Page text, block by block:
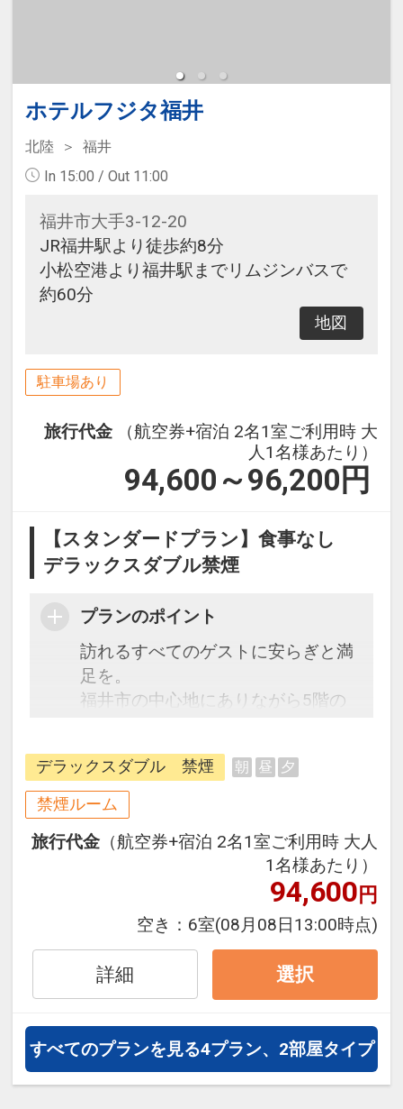
ホテルフジタ福井
北陸
福井
In 15:00 / Out 11:00
福井市大手3-12-20
JR福井駅より徒歩約8分
小松空港より福井駅までリムジンバスで
約60分
地図
駐車場あり
旅行代金
（航空券+宿泊 2名1室ご利用時 大
人1名様あたり）
94,600～96,200 円
【スタンダードプラン】食事なし
デラックスダブル禁煙
プランのポイント
訪れるすべてのゲストに安らぎと満
足を。
福井市の中心地にありながら5階の
な緑を感じることが出来るロケーシ
ョン。
ビジネスの拠点や歴史散策・グルメ
巡りに最適。
デラックスダブル 禁煙 朝 昼 夕
禁煙ルーム
旅行代金 （航空券+宿泊 2名1室ご利用時 大人
1名様あたり）
94,600円
空き： 6室(08月08日13:00時点)
詳細 選択
すべてのプランを見る4プラン、2部屋タイプ